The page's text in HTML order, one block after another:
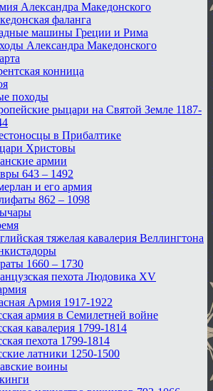
Александра Македонского
фаланга
машины Греции и Рима
Александра Македонского
конница
походы
рыцари на Святой Земле 1187-
в Прибалтике
Христовы
армии
643 – 1492
и его армия
862 – 1098
тяжелая кавалерия Веллингтона
1660 – 1730
пехота Людовика XV
Армия 1917-1922
армия в Семилетней войне
кавалерия 1799-1814
пехота 1799-1814
латники 1250-1500
воины